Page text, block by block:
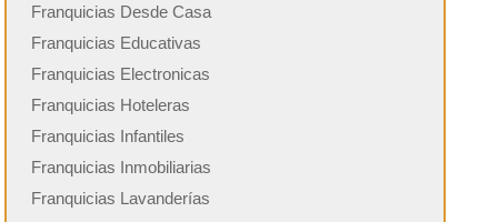
Franquicias Desde Casa
Franquicias Educativas
Franquicias Electronicas
Franquicias Hoteleras
Franquicias Infantiles
Franquicias Inmobiliarias
Franquicias Lavanderías